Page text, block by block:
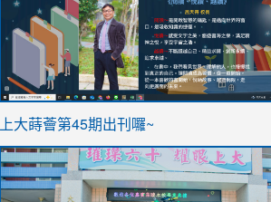
ink
https://sites.google.com/stes.tyc.edu.tw/
link
https://sites.google.com/stes.tyc.edu.tw/
上大蒔薈第45期出刊囉~